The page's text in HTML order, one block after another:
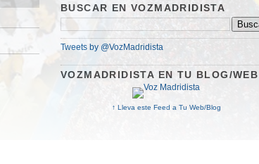
BUSCAR EN VOZMADRIDISTA
Tweets by @VozMadridista
VOZMADRIDISTA EN TU BLOG/WEB
↑ Lleva este Feed a Tu Web/Blog